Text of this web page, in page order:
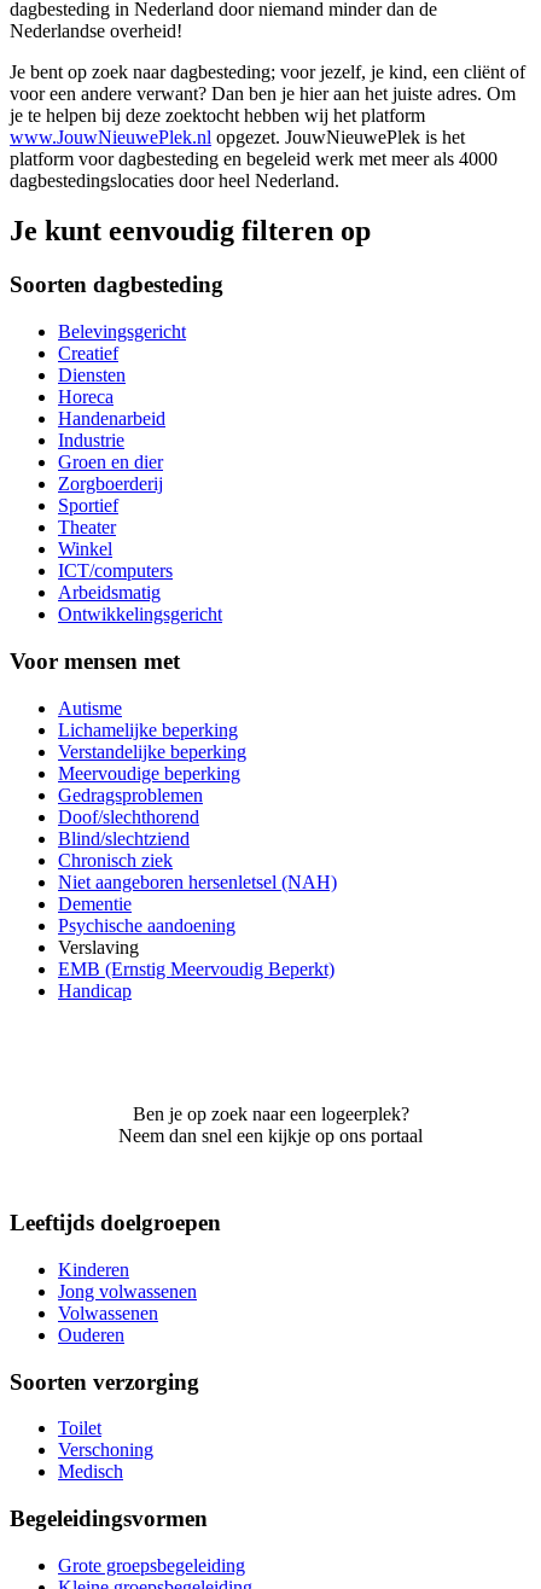
dagbesteding in Nederland door niemand minder dan de
Nederlandse overheid!
Je bent op zoek naar dagbesteding; voor jezelf, je kind, een cliënt of
voor een andere verwant? Dan ben je hier aan het juiste adres. Om
je te helpen bij deze zoektocht hebben wij het platform
www.JouwNieuwePlek.nl opgezet. JouwNieuwePlek is het
platform voor dagbesteding en begeleid werk met meer als 4000
dagbestedingslocaties door heel Nederland.
Je kunt eenvoudig filteren op
Soorten dagbesteding
Belevingsgericht
Creatief
Diensten
Horeca
Handenarbeid
Industrie
Groen en dier
Zorgboerderij
Sportief
Theater
Winkel
ICT/computers
Arbeidsmatig
Ontwikkelingsgericht
Voor mensen met
Autisme
Lichamelijke beperking
Verstandelijke beperking
Meervoudige beperking
Gedragsproblemen
Doof/slechthorend
Blind/slechtziend
Chronisch ziek
Niet aangeboren hersenletsel (NAH)
Dementie
Psychische aandoening
Verslaving
EMB (Ernstig Meervoudig Beperkt)
Handicap
Ben je op zoek naar een logeerplek?
Neem dan snel een kijkje op ons portaal
Leeftijds doelgroepen
Kinderen
Jong volwassenen
Volwassenen
Ouderen
Soorten verzorging
Toilet
Verschoning
Medisch
Begeleidingsvormen
Grote groepsbegeleiding